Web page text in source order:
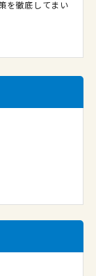
徹底してまい